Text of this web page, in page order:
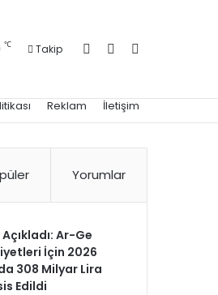
℃ Takip Kayıt OlKenar Bölmesi
Reklam İletişim
Yorumlar
Açıkladı: Ar-Ge
İçin 2026
308 Milyar Lira
Edildi